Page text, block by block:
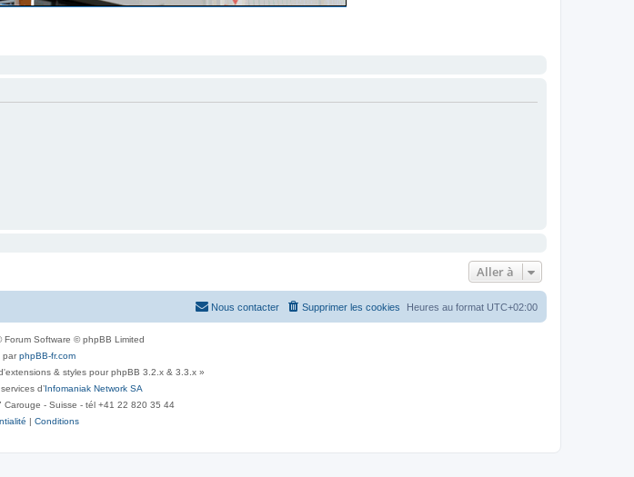
Aller à
Heures au format UTC+02:00
Supprimer les cookies
Nous contacter
Forum Software © phpBB Limited
parphpBB-fr.com
& styles pour phpBB 3.2.x & 3.3.x »
d’Infomaniak Network SA
Carouge - Suisse - tél +41 22 820 35 44
| Conditions